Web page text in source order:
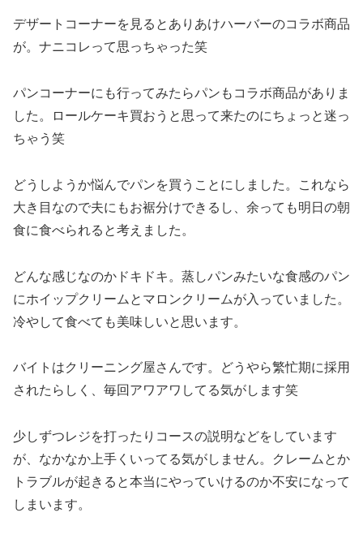
デザートコーナーを見るとありあけハーバーのコラボ商品
が。ナニコレって思っちゃった笑
パンコーナーにも行ってみたらパンもコラボ商品がありま
した。ロールケーキ買おうと思って来たのにちょっと迷っ
ちゃう笑
どうしようか悩んでパンを買うことにしました。これなら
大き目なので夫にもお裾分けできるし、余っても明日の朝
食に食べられると考えました。
どんな感じなのかドキドキ。蒸しパンみたいな食感のパン
にホイップクリームとマロンクリームが入っていました。
冷やして食べても美味しいと思います。
バイトはクリーニング屋さんです。どうやら繁忙期に採用
されたらしく、毎回アワアワしてる気がします笑
少しずつレジを打ったりコースの説明などをしています
が、なかなか上手くいってる気がしません。クレームとか
トラブルが起きると本当にやっていけるのか不安になって
しまいます。